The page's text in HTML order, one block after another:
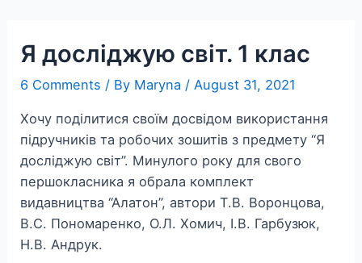
content
Я досліджую світ. 1 клас
6 Comments / By Maryna /August 31, 2021
Хочу поділитися своїм досвідом використання
підручників та робочих зошитів з предмету “Я
досліджую світ”. Минулого року для свого
першокласника я обрала комплект
видавництва “Алатон”, автори Т.В. Воронцова,
В.С. Пономаренко, О.Л. Хомич, І.В. Гарбузюк,
Н.В. Андрук.